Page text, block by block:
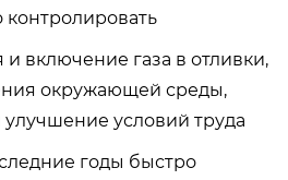
контролировать
включение газа в отливки,
окружающей среды,
условий труда
годы быстро